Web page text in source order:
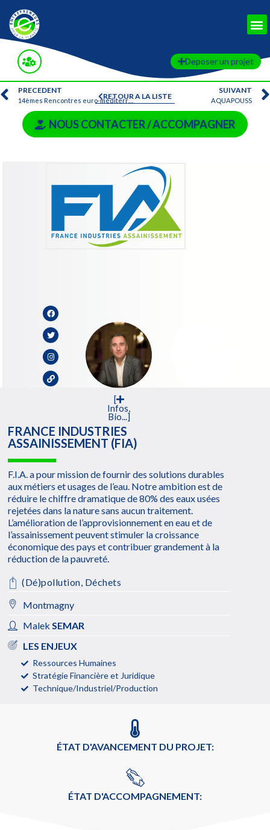
Deposer un projet
RETOUR A LA LISTE
PRECEDENT
14èmes Rencontres euro-méditerranéennes
SUIVANT
AQUAPOUSS
NOUS CONTACTER / ACCOMPAGNER
[
Infos,
Bio...]
FRANCE INDUSTRIES
ASSAINISSEMENT (FIA)
F.I.A. a pour mission de fournir des solutions durables
aux métiers et usages de l’eau. Notre ambition est de
réduire le chiffre dramatique de 80% des eaux usées
rejetées dans la nature sans aucun traitement.
L’amélioration de l’approvisionnement en eau et de
l’assainissement peuvent stimuler la croissance
économique des pays et contribuer grandement à la
réduction de la pauvreté.
(Dé)pollution, Déchets
Montmagny
MalekSEMAR
LES ENJEUX
Ressources Humaines
Stratégie Financière et Juridique
Technique/Industriel/Production
ÉTAT D'AVANCEMENT DU PROJET:
ÉTAT D'ACCOMPAGNEMENT: